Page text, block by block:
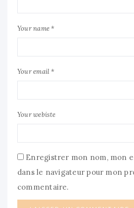
Your name *
Your email *
Your webiste
Enregistrer mon nom, mon
dans le navigateur pour mon
commentaire.